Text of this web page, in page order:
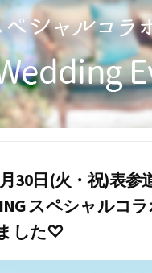
30日(火・祝)表
スペシャル
した♡